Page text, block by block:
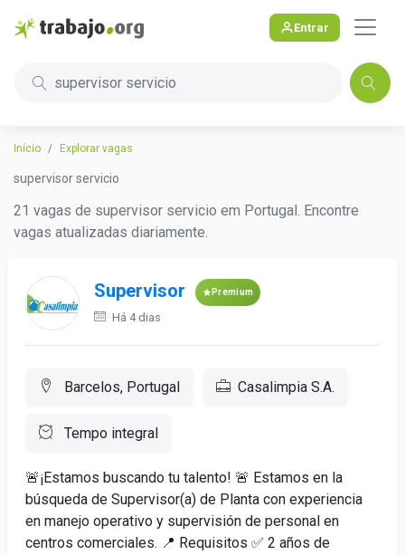
Entrar
supervisor servicio
Início Explorar vagas
supervisor servicio
21 vagas de supervisor servicio em Portugal. Encontre
vagas atualizadas diariamente.
Supervisor Premium
Há 4 dias
Barcelos, Portugal Casalimpia S.A.
Tempo integral
🚨¡Estamos buscando tu talento! 🚨 Estamos en la
búsqueda de Supervisor(a) de Planta con experiencia
en manejo operativo y supervisión de personal en
centros comerciales. 📍 Requisitos ✅ 2 años de